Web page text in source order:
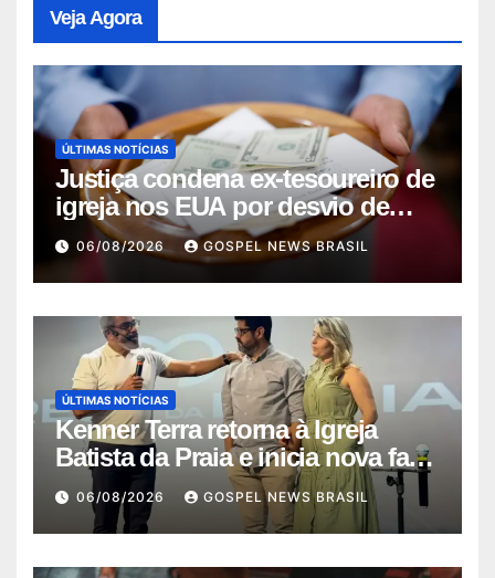
Veja Agora
ÚLTIMAS NOTÍCIAS
Justiça condena ex-tesoureiro de
igreja nos EUA por desvio de
quas…
06/08/2026 GOSPEL NEWS BRASIL
ÚLTIMAS NOTÍCIAS
Kenner Terra retorna à Igreja
Batista da Praia e inicia nova fase
…06/08/2026 GOSPEL NEWS BRASIL